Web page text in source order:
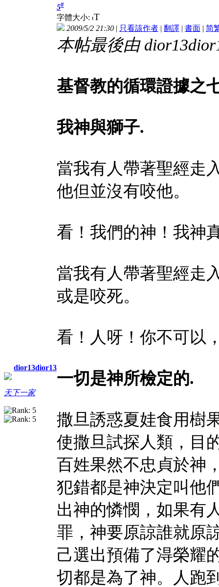
dior13dior13
天下一家
5#
字體大小: tT
2009/5/2 21:30 | 只看該作者 | 翻譯 | 書面 | 简
本帖最後由
基督教的循環證據之
我神與獅子.
當我有人帶著聖經走
他但並沒有咬他。
看！我們的神！我神
當我有人帶著聖經走
或是咬死。
看！人呀！你不可以
一切是神所檢定的.
撒旦誘惑夏娃食用樹
使撒旦試探人類，目
百姓果然不忠貞於神
犯錯都是神決定叫他
出神的憐憫，如果有
罪，神要原諒誰就原
己選出預備了淂榮耀
切都是為了神。人跑